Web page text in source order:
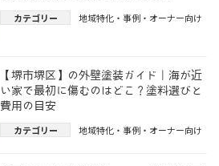
カテゴリー 地域特化・事例・オーナー向け
【堺市堺区】の外壁塗装ガイド｜海が近
い家で最初に傷むのはどこ？塗料選びと
費用の目安
カテゴリー 地域特化・事例・オーナー向け